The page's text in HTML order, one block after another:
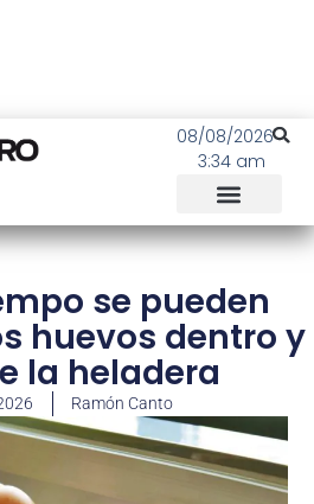
08/08/2026
3:34 am
se pueden
huevos dentro y
la heladera
Ramón Canto